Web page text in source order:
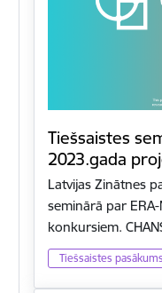
Tiešsaistes
2023.gada
Latvijas Zinātnes
seminārā par
konkursiem.
Tiešsaistes pasākums